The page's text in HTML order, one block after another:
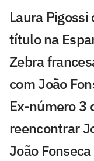
Laura
título na
Zebra
com João
Ex-número 3
reencontrar
João